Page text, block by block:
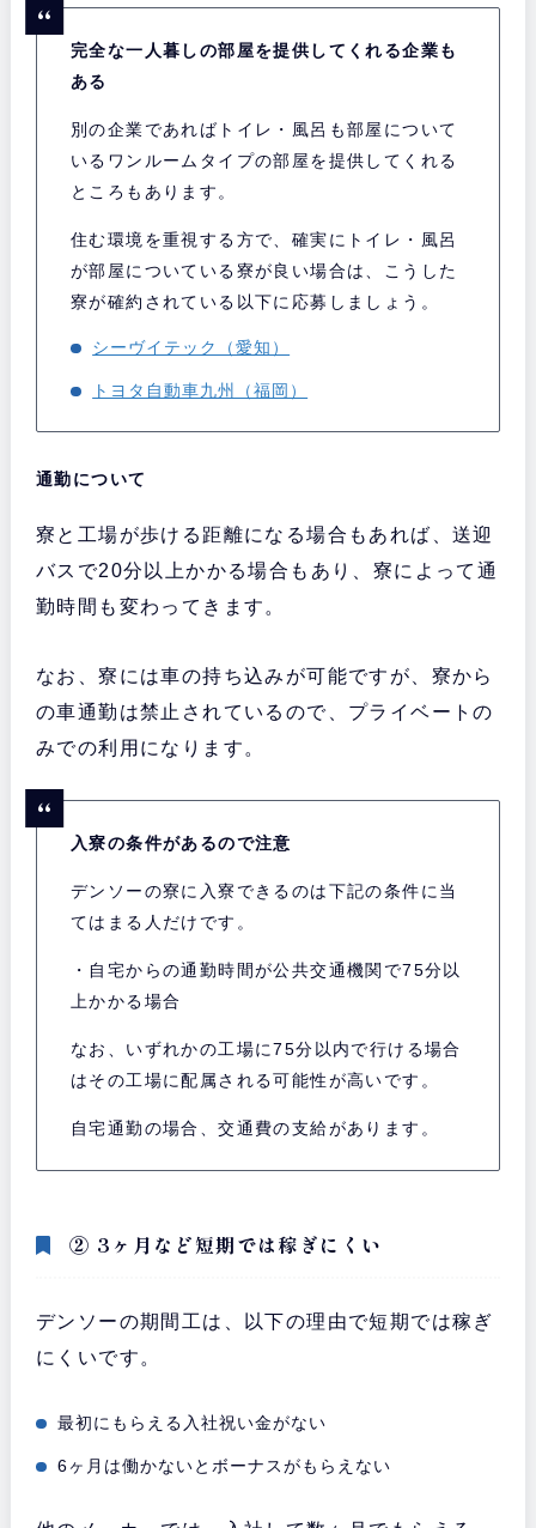
完全な一人暮しの部屋を提供してくれる企業も
ある
別の企業であればトイレ・風呂も部屋について
いるワンルームタイプの部屋を提供してくれる
ところもあります。
住む環境を重視する方で、確実にトイレ・風呂
が部屋についている寮が良い場合は、こうした
寮が確約されている以下に応募しましょう。
シーヴイテック（愛知）
トヨタ自動車九州（福岡）
通勤について
寮と工場が歩ける距離になる場合もあれば、送迎
バスで20分以上かかる場合もあり、寮によって通
勤時間も変わってきます。
なお、寮には車の持ち込みが可能ですが、寮から
の車通勤は禁止されているので、プライベートの
みでの利用になります。
入寮の条件があるので注意
デンソーの寮に入寮できるのは下記の条件に当
てはまる人だけです。
・自宅からの通勤時間が公共交通機関で75分以
上かかる場合
なお、いずれかの工場に75分以内で行ける場合
はその工場に配属される可能性が高いです。
自宅通勤の場合、交通費の支給があります。
② 3ヶ月など短期では稼ぎにくい
デンソーの期間工は、以下の理由で短期では稼ぎ
にくいです。
最初にもらえる入社祝い金がない
6ヶ月は働かないとボーナスがもらえない